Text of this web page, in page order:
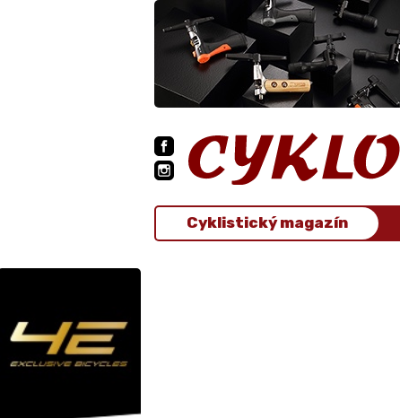
Cyklistický magazín